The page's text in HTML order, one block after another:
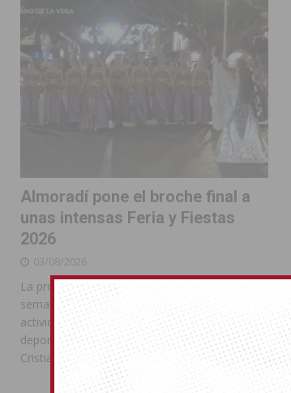
Almoradí pone el broche final a
unas intensas Feria y Fiestas
2026
03/08/2026
La programación reunió durante más de una
semana actos institucionales, conciertos,
actividades familiares, competiciones
deportivas y las celebraciones de Moros y
Cristianos